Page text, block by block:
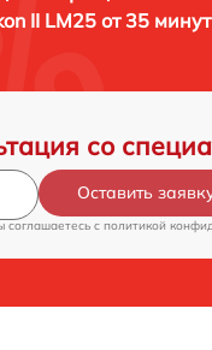
II LM25 от 35 минут
со
Оставить
соглашаетесь c политикой